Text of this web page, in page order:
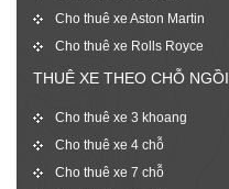
Cho thuê xe Aston Martin
Cho thuê xe Rolls Royce
THUÊ XE THEO CHỖ NGỒI
Cho thuê xe 3 khoang
Cho thuê xe 4 chỗ
Cho thuê xe 7 chỗ